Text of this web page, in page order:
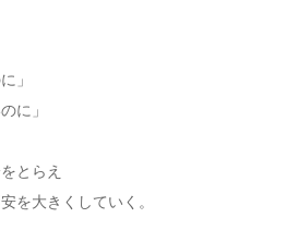
」
に」
とらえ
を大きくしていく。